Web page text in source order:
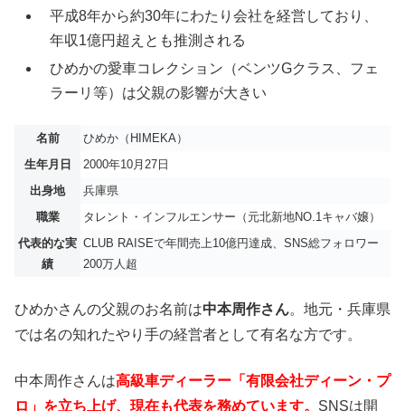
平成8年から約30年にわたり会社を経営しており、
年収1億円超えとも推測される
ひめかの愛車コレクション（ベンツGクラス、フェ
ラーリ等）は父親の影響が大きい
名前
ひめか（HIMEKA）
生年月日
2000年10月27日
出身地
兵庫県
職業
タレント・インフルエンサー（元北新地NO.1キャバ嬢）
代表的な実
績
CLUB RAISEで年間売上10億円達成、SNS総フォロワー
200万人超
ひめかさんの父親のお名前は中本周作さん。地元・兵庫県
では名の知れたやり手の経営者として有名な方です。
中本周作さんは高級車ディーラー「有限会社ディーン・プ
ロ」を立ち上げ、現在も代表を務めています。 SNSは開